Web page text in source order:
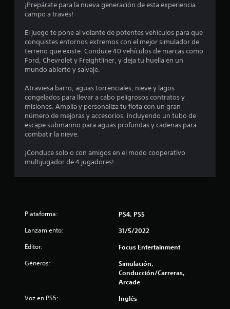
d
i
4
.
¡Prepárate para la nueva generación de esta experiencia
campo a través!
El juego te pone al volante de potentes vehículos para que
conquistes entornos extremos con el mejor simulador de
terreno que existe. Conduce 40 vehículos de marcas como
Ford, Chevrolet y Freightliner, y deja tu huella en un
mundo abierto y salvaje.
Atraviesa barro, aguas torrenciales, nieve y lagos
congelados para llevar a cabo peligrosos contratos y
misiones. Amplía y personaliza tu flota con un gran
número de mejoras y accesorios, incluyendo un tubo de
escape submarino para aguas profundas y cadenas para
combatir la nieve.
¡Conduce solo o con amigos en el modo cooperativo
multijugador de 4 jugadores!
Plataforma: PS4, PS5
Lanzamiento: 31/5/2022
Editor: Focus Entertainment
Géneros:
Simulación,
Conducción/Carreras,
Arcade
Voz en PS5: Inglés